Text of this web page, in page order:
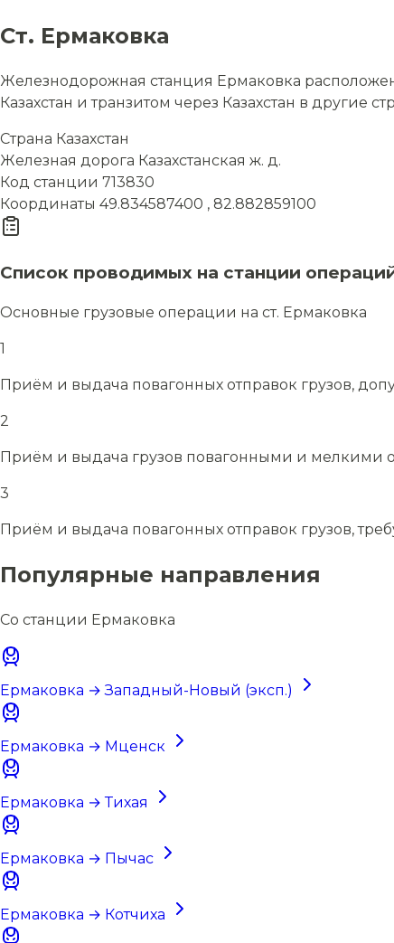
Ст. Ермаковка
Железнодорожная станция Ермаковка
Казахстан и транзитом через Казахстан в другие
Страна Казахстан
Железная дорога Казахстанская ж. д.
Код станции 713830
Координаты 49.834587400 , 82.882859100
Список проводимых на станции
Основные грузовые операции на ст. Ермаковка
1
Приём и выдача повагонных отправок грузов,
2
Приём и выдача грузов повагонными и мелкими
3
Приём и выдача повагонных отправок грузов,
Популярные направления
Со станции Ермаковка
Ермаковка → Западный-Новый (эксп.)
Ермаковка → Мценск
Ермаковка → Тихая
Ермаковка → Пычас
Ермаковка → Котчиха